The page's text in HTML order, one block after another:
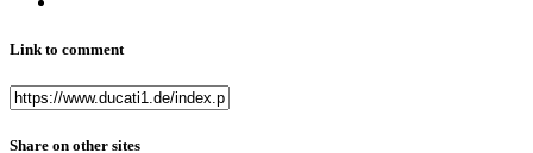
Link to comment
Share on other sites